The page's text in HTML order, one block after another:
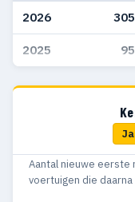
2026 305
2025 95
Aantal nieuwe
voertuigen die